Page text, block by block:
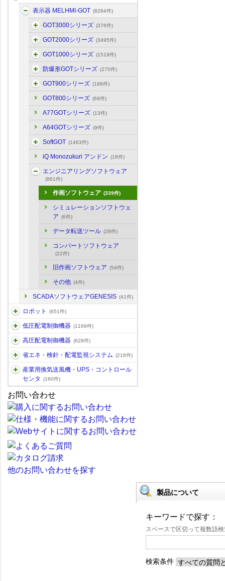
表示器 MELHMI-GOT (8284件)
GOT3000シリーズ (376件)
GOT2000シリーズ (3495件)
GOT1000シリーズ (1519件)
防爆形GOTシリーズ (270件)
GOT900シリーズ (188件)
GOT800シリーズ (69件)
A77GOTシリーズ (13件)
A64GOTシリーズ (9件)
SoftGOT (1463件)
iQ Monozukuri アンドン (18件)
エンジニアリングソフトウェア
(861件)
作画ソフトウェア (339件)
シミュレーションソフトウェ
ア (6件)
データ転送ツール (28件)
コンバートソフトウェア
(22件)
旧作画ソフトウェア (54件)
その他 (4件)
SCADAソフトウェアGENESIS (41件)
ロボット (651件)
低圧配電制御機器 (1169件)
高圧配電制御機器 (628件)
省エネ・検針・配電監視システム (216件)
産業用換気送風機・UPS・コントロール
センタ
(160件)
お問い合わせ
他のお問い合わせを探す
製品について
キーワードで探す：
スペースで区切って複数語
検索条件